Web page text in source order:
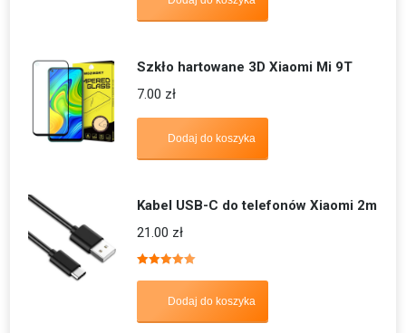
Szkło hartowane 3D Xiaomi Mi 9T
7.00 zł
Dodaj do koszyka
Kabel USB-C do telefonów Xiaomi 2m
21.00 zł
5.00
Dodaj do koszyka